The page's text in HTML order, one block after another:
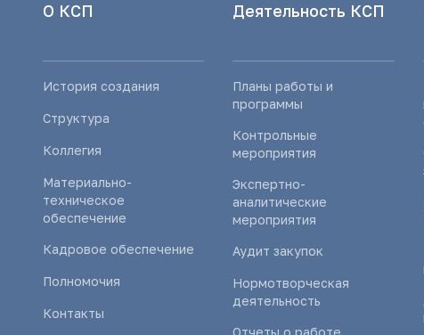
О КСП
История создания
Структура
Коллегия
Материально-
техническое
обеспечение
Кадровое обеспечение
Полномочия
Контакты
Деятельность КСП
Планы работы и
программы
Контрольные
мероприятия
Экспертно-
аналитические
мероприятия
Аудит закупок
Нормотворческая
деятельность
Отчеты о работе